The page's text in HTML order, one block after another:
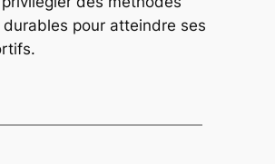
pour atteindre ses